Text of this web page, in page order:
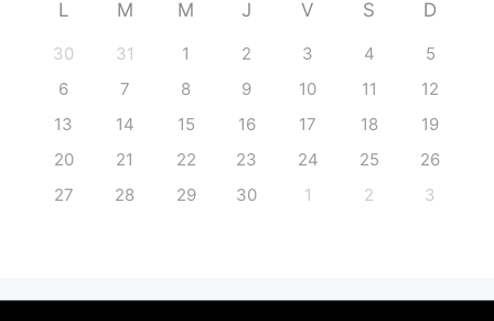
L M M J V S D
30 31 1 2 3 4
5
6
7 8 9 10 11
12
13
14 15 16 17 18
19
20
21 22 23 24 25
26
27
28 29 30 1 2 3